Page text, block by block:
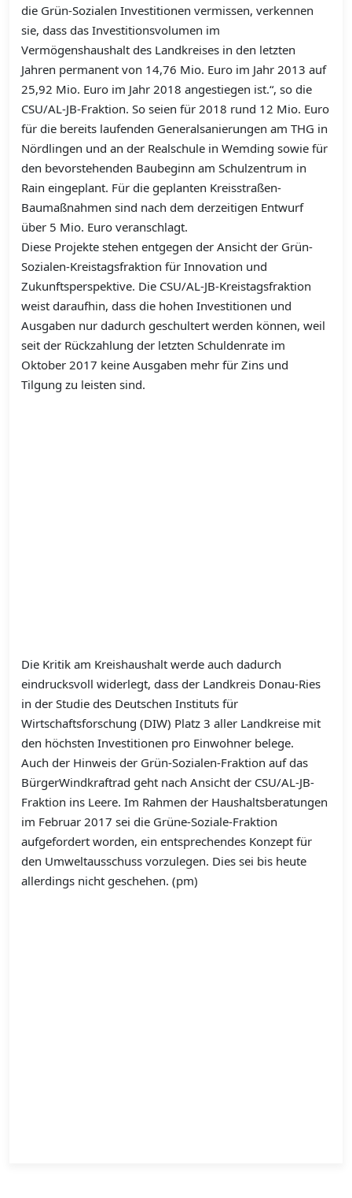
die Grün-Sozialen Investitionen vermissen, verkennen
sie, dass das Investitionsvolumen im
Vermögenshaushalt des Landkreises in den letzten
Jahren permanent von 14,76 Mio. Euro im Jahr 2013 auf
25,92 Mio. Euro im Jahr 2018 angestiegen ist.“, so die
CSU/AL-JB-Fraktion. So seien für 2018 rund 12 Mio. Euro
für die bereits laufenden Generalsanierungen am THG in
Nördlingen und an der Realschule in Wemding sowie für
den bevorstehenden Baubeginn am Schulzentrum in
Rain eingeplant. Für die geplanten Kreisstraßen-
Baumaßnahmen sind nach dem derzeitigen Entwurf
über 5 Mio. Euro veranschlagt.
Diese Projekte stehen entgegen der Ansicht der Grün-
Sozialen-Kreistagsfraktion für Innovation und
Zukunftsperspektive. Die CSU/AL-JB-Kreistagsfraktion
weist daraufhin, dass die hohen Investitionen und
Ausgaben nur dadurch geschultert werden können, weil
seit der Rückzahlung der letzten Schuldenrate im
Oktober 2017 keine Ausgaben mehr für Zins und
Tilgung zu leisten sind.
Die Kritik am Kreishaushalt werde auch dadurch
eindrucksvoll widerlegt, dass der Landkreis Donau-Ries
in der Studie des Deutschen Instituts für
Wirtschaftsforschung (DIW) Platz 3 aller Landkreise mit
den höchsten Investitionen pro Einwohner belege.
Auch der Hinweis der Grün-Sozialen-Fraktion auf das
BürgerWindkraftrad geht nach Ansicht der CSU/AL-JB-
Fraktion ins Leere. Im Rahmen der Haushaltsberatungen
im Februar 2017 sei die Grüne-Soziale-Fraktion
aufgefordert worden, ein entsprechendes Konzept für
den Umweltausschuss vorzulegen. Dies sei bis heute
allerdings nicht geschehen. (pm)